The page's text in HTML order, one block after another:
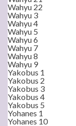
Wahyu 22
Wahyu 3
Wahyu 4
Wahyu 5
Wahyu 6
Wahyu 7
Wahyu 8
Wahyu 9
Yakobus 1
Yakobus 2
Yakobus 3
Yakobus 4
Yakobus 5
Yohanes 1
Yohanes 10